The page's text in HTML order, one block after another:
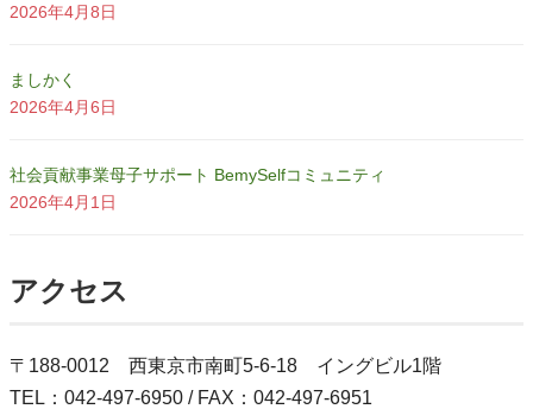
2026年4月8日
ましかく
2026年4月6日
社会貢献事業母子サポート BemySelfコミュニティ
2026年4月1日
アクセス
〒188-0012 西東京市南町5-6-18 イングビル1階
TEL：042-497-6950 / FAX：042-497-6951